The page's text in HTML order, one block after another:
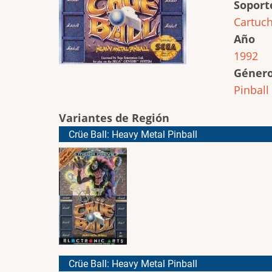
Año
1992
Pinball
Variantes de Región
Crüe Ball: Heavy Metal Pinball
Crüe Ball: Heavy Metal Pinball